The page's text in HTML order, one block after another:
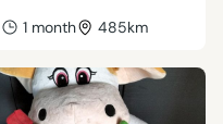
1 month 485km